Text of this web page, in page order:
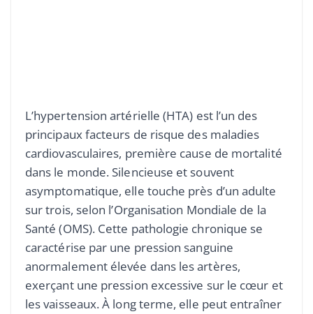
L’hypertension artérielle (HTA) est l’un des
principaux facteurs de risque des maladies
cardiovasculaires, première cause de mortalité
dans le monde. Silencieuse et souvent
asymptomatique, elle touche près d’un adulte
sur trois, selon l’Organisation Mondiale de la
Santé (OMS). Cette pathologie chronique se
caractérise par une pression sanguine
anormalement élevée dans les artères,
exerçant une pression excessive sur le cœur et
les vaisseaux. À long terme, elle peut entraîner